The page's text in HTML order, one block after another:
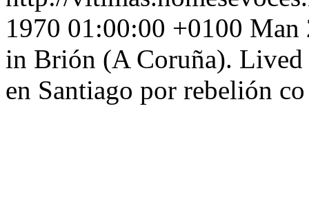
1970 01:00:00 +0100 Man
in Brión (A Coruña).
en Santiago por rebelión